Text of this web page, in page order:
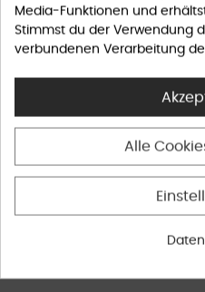
Datenschutzrichtlinie
Versandrichtlinie
Media-Funktionen und
Stimmst du der Verwendung
verbundenen Verarbeitung
Alle